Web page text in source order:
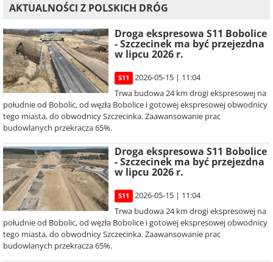
AKTUALNOŚCI Z POLSKICH DRÓG
Droga ekspresowa S11 Bobolice
- Szczecinek ma być przejezdna
w lipcu 2026 r.
S11
2026-05-15 | 11:04
Trwa budowa 24 km drogi ekspresowej na
południe od Bobolic, od węzła Bobolice i gotowej ekspresowej obwodnicy
tego miasta, do obwodnicy Szczecinka. Zaawansowanie prac
budowlanych przekracza 65%.
Droga ekspresowa S11 Bobolice
- Szczecinek ma być przejezdna
w lipcu 2026 r.
S11
2026-05-15 | 11:04
Trwa budowa 24 km drogi ekspresowej na
południe od Bobolic, od węzła Bobolice i gotowej ekspresowej obwodnicy
tego miasta, do obwodnicy Szczecinka. Zaawansowanie prac
budowlanych przekracza 65%.